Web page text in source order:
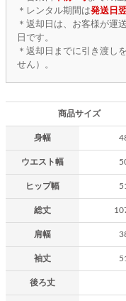
＊レンタル期間は発送日
＊返却日は、お客様が運
日です。
＊返却日までに引き渡し
せん）。
商品サイズ
身幅
ウエスト幅
ヒップ幅
総丈
肩幅
袖丈
後ろ丈